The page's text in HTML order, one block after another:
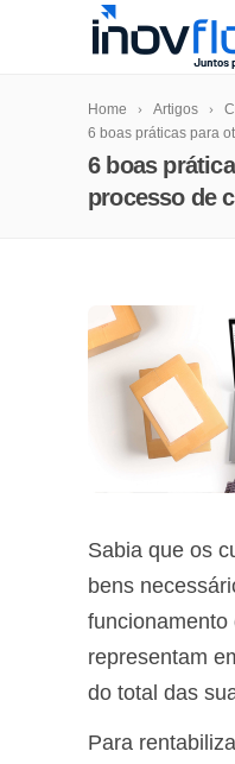
Home Artigos
6 boas práticas para
6 boas
processo de
Sabia que os
bens
funcionamento
representam
do total das
Para